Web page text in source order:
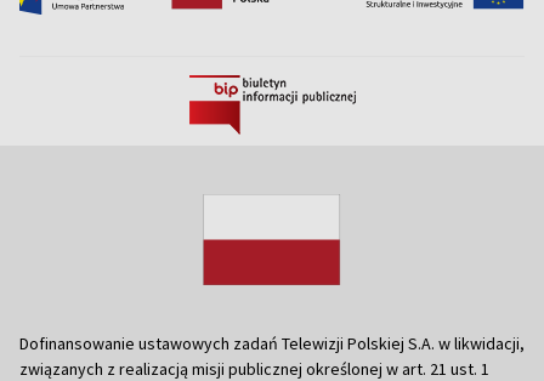
Dofinansowanie ustawowych zadań Telewizji Polskiej S.A. w likwidacji,
związanych z realizacją misji publicznej określonej w art. 21 ust. 1